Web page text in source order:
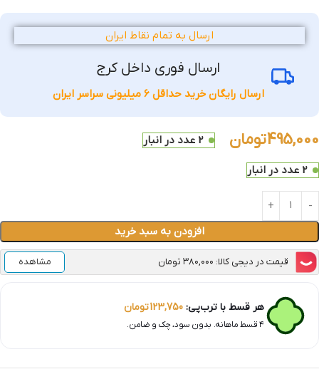
ارسال به تمام نقاط ایران
ارسال فوری داخل کرج
ارسال رایگان خرید حداقل 6 میلیونی سراسر ایران
495,000تومان 2 عدد در انبار
2 عدد در انبار
افزودن به سبد خرید
قیمت در دیجی کالا: ۳۸۰,۰۰۰ تومان مشاهده
هر قسط با ترب‌پی: 123,750تومان
۴ قسط ماهانه. بدون سود، چک و ضامن.